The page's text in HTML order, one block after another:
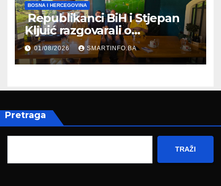
BOSNA I HERCEGOVINA
Republikanci BiH i Stjepan
Kljuić razgovarali o
evropskom putu Bosne i
Hercegovine
01/08/2026 SMARTINFO.BA
Pretraga
TRAŽI